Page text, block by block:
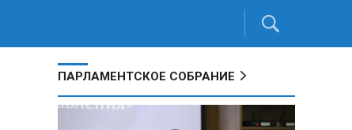
ПАРЛАМЕНТСКОЕ СОБРАНИЕ